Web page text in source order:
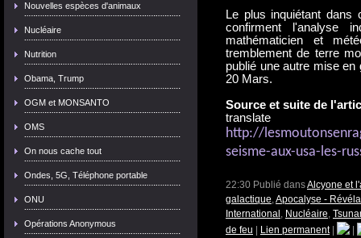
Nouvelles espèces d'animaux
Nucléaire
Nutrition
Obama, Trump
OGM et MONSANTO
OMS
On nous cache tout
Ondes, 5G, Téléphone portable
ONU
Opérations Anonymous
Le plus inquiétant
confirment l'analyse
mathématicien et
tremblement de terre
publié une autre mise
20 Mars.
Source et suite de
translate
http://
seisme-aux-usa-les-
22:30 Publié dansAlcyone et
galactique,Apocalyse -
International , Nucléaire,
de feu
Lien permanent|